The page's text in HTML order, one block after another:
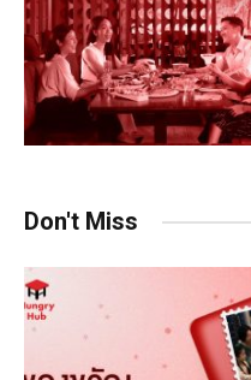
Don't Miss